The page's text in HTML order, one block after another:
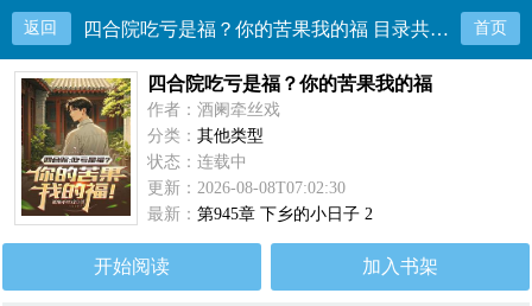
返回 四合院吃亏是福？你的苦果我的福 目录共945章 首页
四合院吃亏是福？你的苦果我的福
作者：酒阑牵丝戏
分类：其他类型
状态：连载中
更新：2026-08-08T07:02:30
最新：第945章 下乡的小日子 2
开始阅读 加入书架